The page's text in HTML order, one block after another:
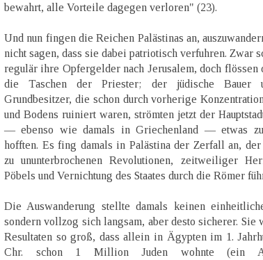
bewahrt, alle Vorteile dagegen verloren" (23).
Und nun fingen die Reichen Palästinas an,
nicht sagen, dass sie dabei patriotisch verfuhren. Zwar
regulär ihre Opfergelder nach Jerusalem, doch flössen
die Taschen der Priester; der jüdische Bauer
Grundbesitzer, die schon durch vorherige
und Bodens ruiniert waren, strömten jetzt der
— ebenso wie damals in Griechenland — etwas
hofften. Es fing damals in Palästina der Zerfall an,
zu ununterbrochenen Revolutionen, zeitweiliger
Pöbels und Vernichtung des Staates durch die Römer
Die Auswanderung stellte damals keinen
sondern vollzog sich langsam, aber desto sicherer. Sie
Resultaten so groß, dass allein in Ägypten im 1.
Chr. schon 1 Million Juden wohnte (ein